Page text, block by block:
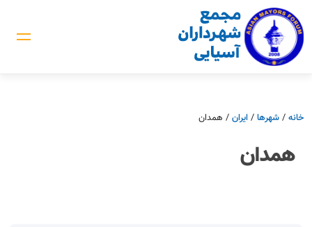
خانه / شهرها / ایران / همدان
همدان